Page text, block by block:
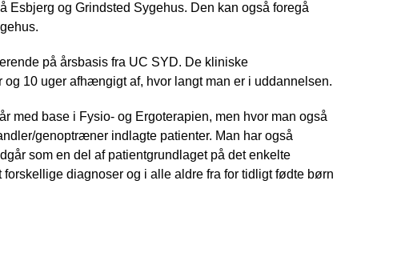
Esbjerg og Grindsted Sygehus. Den kan også foregå
på årsbasis fra UC SYD. De kliniske
10 uger afhængigt af, hvor langt man er i uddannelsen.
med base i Fysio- og Ergoterapien, men hvor man også
genoptræner indlagte patienter. Man har også
som en del af patientgrundlaget på det enkelte
diagnoser og i alle aldre fra for tidligt fødte børn